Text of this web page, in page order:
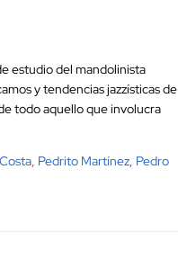
estudio del mandolinista
y tendencias jazzísticas de
todo aquello que involucra
, Pedrito Martínez, Pedro